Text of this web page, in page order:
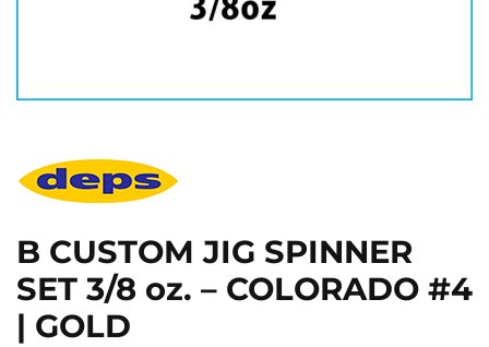
B CUSTOM JIG SPINNER
SET 3/8 oz. – COLORADO #4
| GOLD